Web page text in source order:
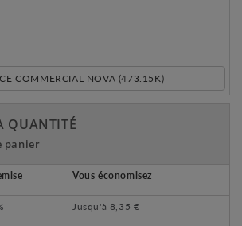
COMMERCIAL NOVA (473.15K)
QUANTITÉ
panier
Vous économisez
Jusqu'à 8,35 €